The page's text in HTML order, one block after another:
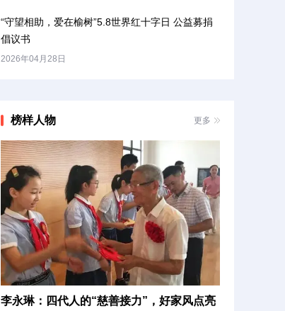
“守望相助，爱在榆树”5.8世界红十字日 公益募捐
倡议书
2026年04月28日
榜样人物 更多
李永琳：四代人的“慈善接力”，好家风点亮